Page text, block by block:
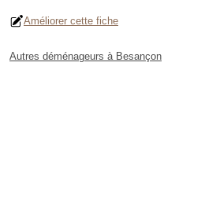
Améliorer cette fiche
Autres déménageurs à Besançon